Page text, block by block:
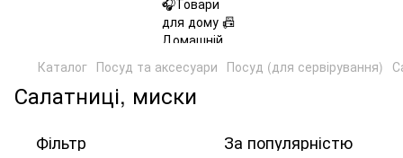
Каталог Посуд та аксесуари Посуд (для сервірування)
Салатниці, миски
Фільтр За популярністю